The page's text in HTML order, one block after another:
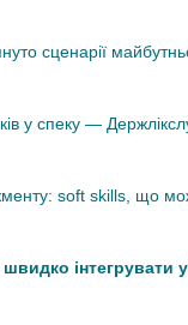
сценарії
у спеку —
soft skills, що
інтегрувати